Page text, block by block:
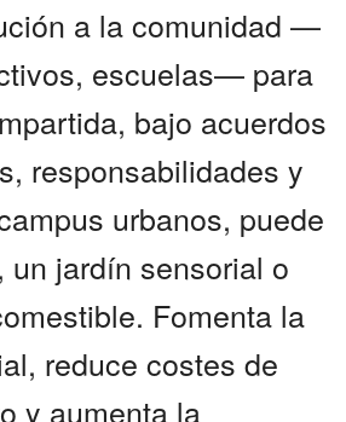
a la comunidad —
escuelas— para
bajo acuerdos
responsabilidades y
urbanos, puede
un jardín sensorial o
Fomenta la
reduce costes de
y aumenta la